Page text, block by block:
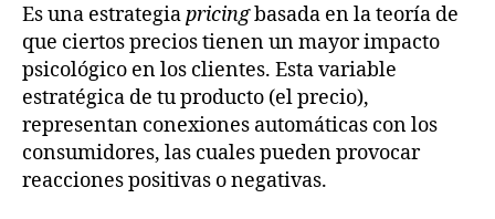
Es una estrategiapricingbasada en la teoría de
que ciertos precios tienen un mayor impacto
psicológico en los clientes. Esta variable
estratégica de tu producto (el precio),
representan conexiones automáticas con los
consumidores, las cuales pueden provocar
reacciones positivas o negativas.